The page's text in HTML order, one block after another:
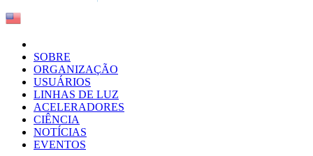
SOBRE
ORGANIZAÇÃO
USUÁRIOS
LINHAS DE LUZ
ACELERADORES
CIÊNCIA
NOTÍCIAS
EVENTOS